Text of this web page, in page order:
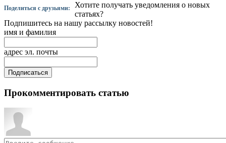
Поделиться с друзьями: Хотите получать уведомления о новых
статьях?
Подпишитесь на нашу рассылку новостей!
имя и фамилия
адрес эл. почты
Прокомментировать статью